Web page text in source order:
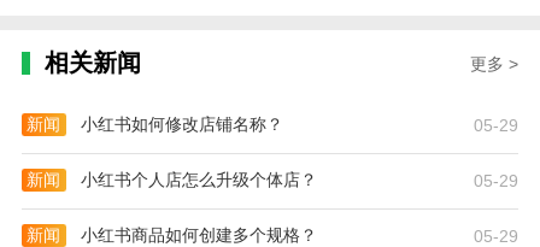
相关新闻 更多 >
新闻 小红书如何修改店铺名称？ 05-29
新闻 小红书个人店怎么升级个体店？ 05-29
新闻 小红书商品如何创建多个规格？ 05-29